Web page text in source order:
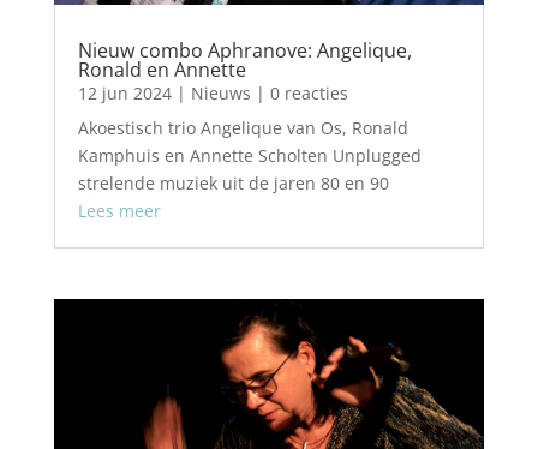
Nieuw combo Aphranove: Angelique,
Ronald en Annette
12 jun 2024| Nieuws | 0 reacties
Akoestisch trio Angelique van Os, Ronald
Kamphuis en Annette Scholten Unplugged
strelende muziek uit de jaren 80 en 90
Lees meer